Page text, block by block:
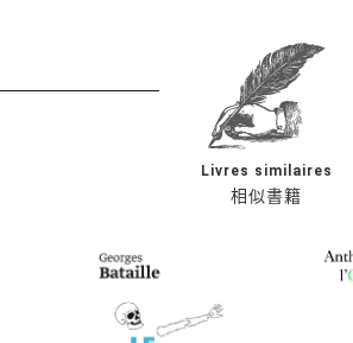
相似書籍
Livres similaires